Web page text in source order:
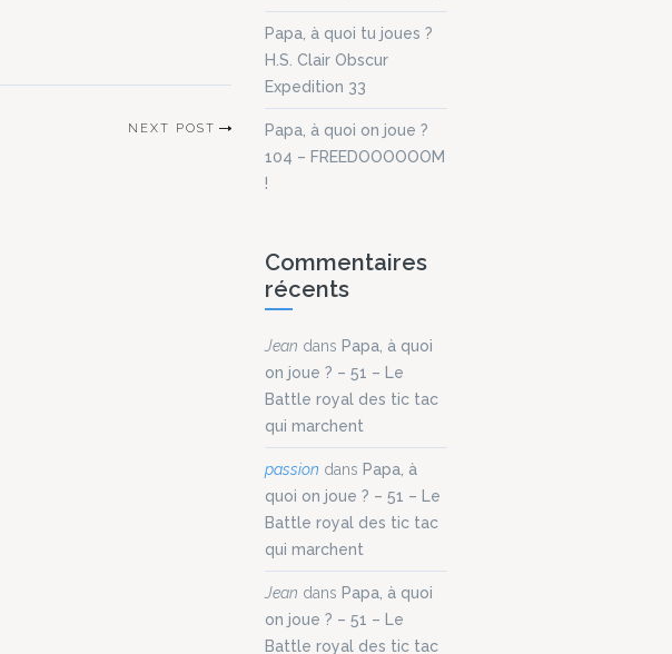
NEXT POST
Papa, à quoi tu joues ?
H.S. Clair Obscur
Expedition 33
Papa, à quoi on joue ?
104 – FREEDOOOOOOM
!
Commentaires
récents
Jean dans Papa, à quoi
on joue ? – 51 – Le
Battle royal des tic tac
qui marchent
passion dans Papa, à
quoi on joue ? – 51 – Le
Battle royal des tic tac
qui marchent
Jean dans Papa, à quoi
on joue ? – 51 – Le
Battle royal des tic tac